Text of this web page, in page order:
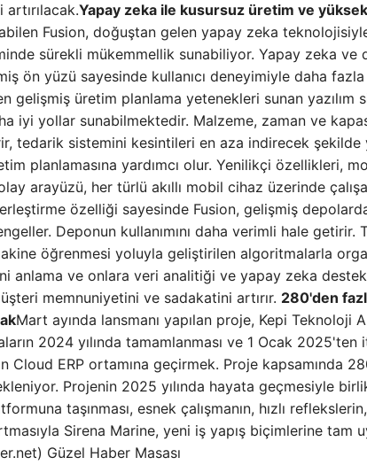
Yapay zeka ile kusursuz üretim ve
Fusion, doğuştan gelen yapay zeka
sürekli mükemmellik sunabiliyor. Yapay zeka ve
ön yüzü sayesinde kullanıcı deneyimiyle daha
üretim planlama yetenekleri sunan yazılım
iyi yollar sunabilmektedir. Malzeme, zaman ve
tedarik sistemini kesintileri en aza indirecek
planlamasına yardımcı olur. Yenilikçi özellikleri,
arayüzü, her türlü akıllı mobil cihaz üzerinde
özelliği sayesinde Fusion, gelişmiş
Deponun kullanımını daha verimli hale getirir.
öğrenmesi yoluyla geliştirilen algoritmalarla
anlama ve onlara veri analitiği ve yapay zeka
memnuniyetini ve sadakatini artırır. 280'den
Mart ayında lansmanı yapılan proje, Kepi Teknoloji
2024 yılında tamamlanması ve 1 Ocak 2025'ten
Cloud ERP ortamına geçirmek. Proje kapsamında
Projenin 2025 yılında hayata geçmesiyle
taşınması, esnek çalışmanın, hızlı
Sirena Marine, yeni iş yapış biçimlerine tam
Güzel Haber Masası